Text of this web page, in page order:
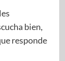
bien,
responde